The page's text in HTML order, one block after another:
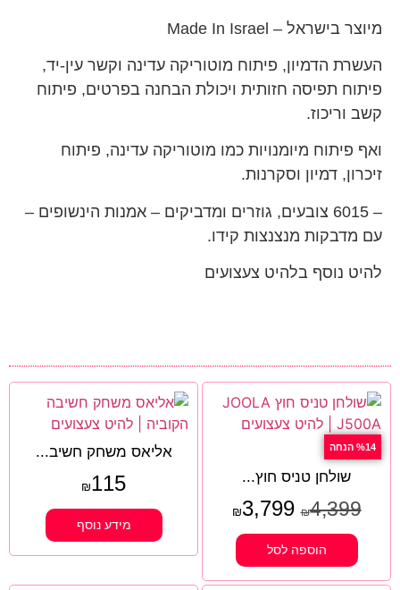
מיוצר בישראל – Made In Israel
העשרת הדמיון, פיתוח מוטוריקה עדינה וקשר עין-יד,
פיתוח תפיסה חזותית ויכולת הבחנה בפרטים, פיתוח
קשב וריכוז.
ואף פיתוח מיומנויות כמו מוטוריקה עדינה, פיתוח
זיכרון, דמיון וסקרנות.
– 6015 צובעים, גוזרים ומדביקים – אמנות הינשופים –
עם מדבקות מנצנצות קידו.
להיט נוסף בלהיט צעצועים
%14 הנחה
שולחן טניס חוץ...
₪4,399
₪3,799
הוספה לסל
אליאס משחק חשיב...
₪115
מידע נוסף